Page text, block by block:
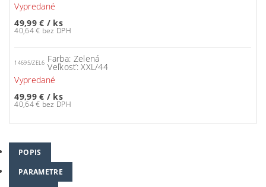
Vypredané
49,99 € / ks
40,64 € bez DPH
14695/ZEL6 Farba: Zelená
Veľkosť: XXL/44
Vypredané
49,99 € / ks
40,64 € bez DPH
POPIS
PARAMETRE